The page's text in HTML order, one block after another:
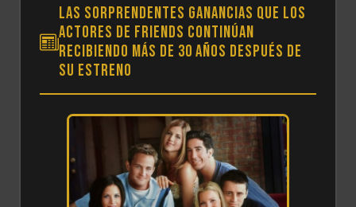
Las sorprendentes ganancias que los
actores de Friends continúan
recibiendo más de 30 años después de
su estreno